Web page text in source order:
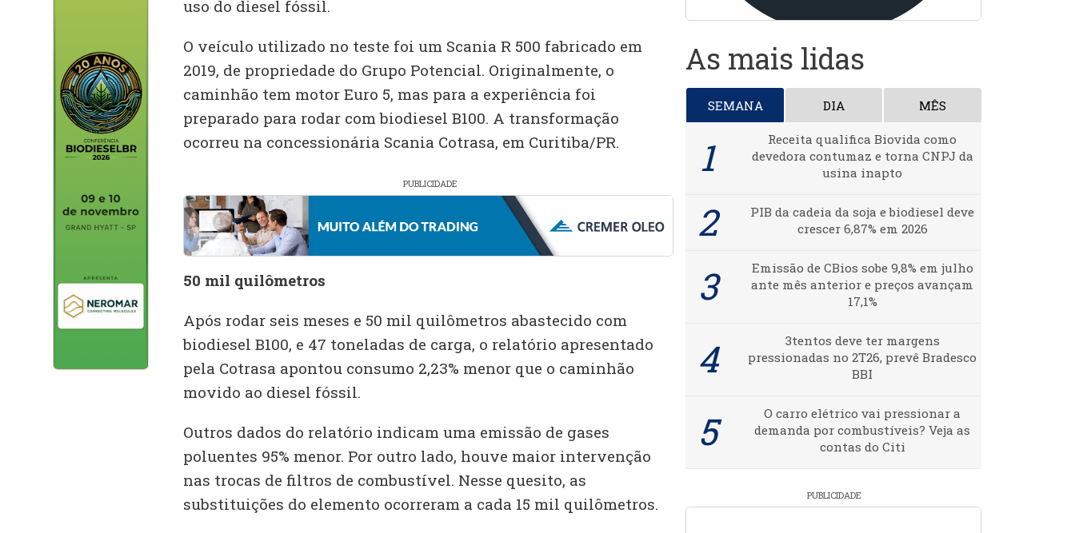
uso do diesel fóssil.
O veículo utilizado no teste foi um Scania R 500 fabricado em
2019, de propriedade do Grupo Potencial. Originalmente, o
caminhão tem motor Euro 5, mas para a experiência foi
preparado para rodar com biodiesel B100. A transformação
ocorreu na concessionária Scania Cotrasa, em Curitiba/PR.
PUBLICIDADE
50 mil quilômetros
Após rodar seis meses e 50 mil quilômetros abastecido com
biodiesel B100, e 47 toneladas de carga, o relatório apresentado
pela Cotrasa apontou consumo 2,23% menor que o caminhão
movido ao diesel fóssil.
Outros dados do relatório indicam uma emissão de gases
poluentes 95% menor. Por outro lado, houve maior intervenção
nas trocas de filtros de combustível. Nesse quesito, as
substituições do elemento ocorreram a cada 15 mil quilômetros.
As mais lidas
SEMANA DIA MÊS
Receita qualifica Biovida como
devedora contumaz e torna CNPJ da
usina inapto
PIB da cadeia da soja e biodiesel deve
crescer 6,87% em 2026
Emissão de CBios sobe 9,8% em julho
ante mês anterior e preços avançam
17,1%
3tentos deve ter margens
pressionadas no 2T26, prevê Bradesco
BBI
O carro elétrico vai pressionar a
demanda por combustíveis? Veja as
contas do Citi
PUBLICIDADE